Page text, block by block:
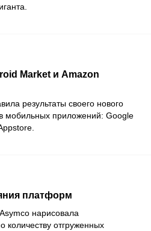
Market и Amazon
результаты своего нового
мобильных приложений: Google
платформ
нарисовала
отгруженных